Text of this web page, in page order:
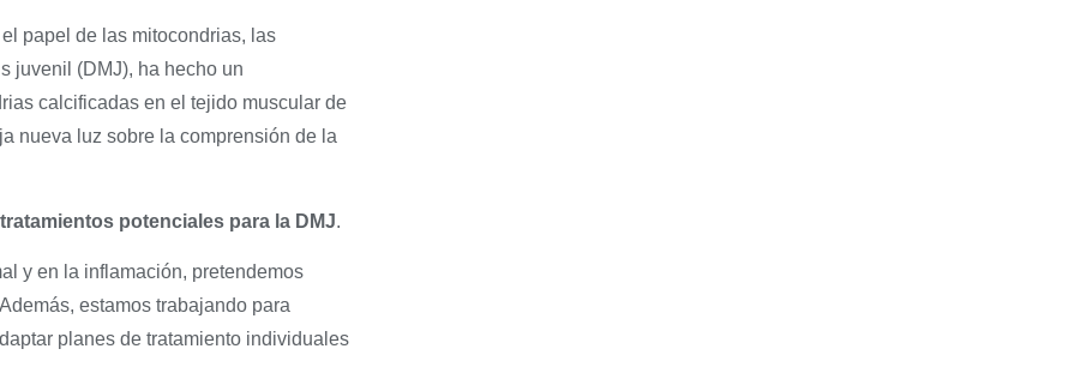
papel de las mitocondrias, las
juvenil (DMJ), ha hecho un
calcificadas en el tejido muscular de
nueva luz sobre la comprensión de la
potenciales para la DMJ.
y en la inflamación, pretendemos
estamos trabajando para
planes de tratamiento individuales